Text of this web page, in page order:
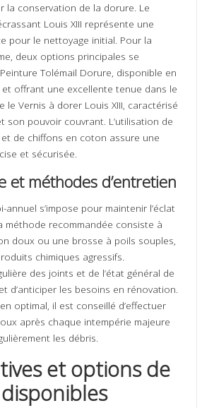
la conservation de la dorure. Le
Louis XIII représente une
pour le nettoyage initial. Pour la
deux options principales se
Tolémail Dorure, disponible en
offrant une excellente tenue dans le
le Vernis à dorer Louis XIII, caractérisé
son pouvoir couvrant. L’utilisation de
de chiffons en coton assure une
et sécurisée.
et méthodes d’entretien
annuel s’impose pour maintenir l’éclat
méthode recommandée consiste à
doux ou une brosse à poils souples,
chimiques agressifs.
des joints et de l’état général de
d’anticiper les besoins en rénovation.
optimal, il est conseillé d’effectuer
après chaque intempérie majeure
les débris.
et options de